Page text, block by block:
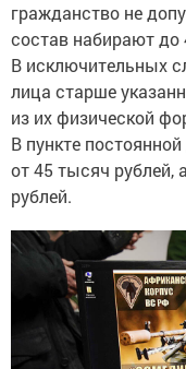
гражданство не
состав набирают
В исключительных
лица старше
из их физической
В пункте
от 45 тысяч рублей,
рублей.